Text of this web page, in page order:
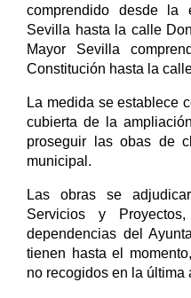
comprendido desde
Sevilla hasta la calle
Mayor Sevilla
Constitución hasta la
La medida se establece
cubierta de la
proseguir las obas de
municipal.
Las obras se
Servicios y
dependencias del
tienen hasta el
no recogidos en la